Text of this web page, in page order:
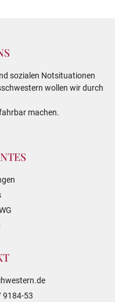
sozialen Notsituationen
wollen wir durch
machen.
9184-53